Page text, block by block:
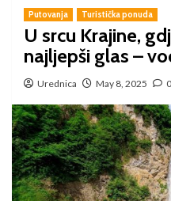
Putovanja Turistička ponuda
U srcu Krajine,
najljepši glas –
Urednica May 8, 2025 0